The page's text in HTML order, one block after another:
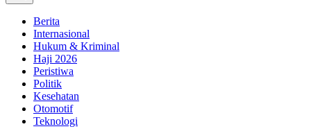
Berita
Internasional
Hukum & Kriminal
Haji 2026
Peristiwa
Politik
Kesehatan
Otomotif
Teknologi